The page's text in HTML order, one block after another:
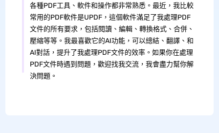
各種PDF工具、軟件和操作都非常熟悉。最近，我比較
常用的PDF軟件是UPDF，這個軟件滿足了我處理PDF
文件的所有要求，包括閱讀、編輯、轉換格式、合併、
壓縮等等。我最喜歡它的AI功能，可以總結、翻譯、和
AI對話，提升了我處理PDF文件的效率。如果你在處理
PDF文件時遇到問題，歡迎找我交流，我會盡力幫你解
決問題。